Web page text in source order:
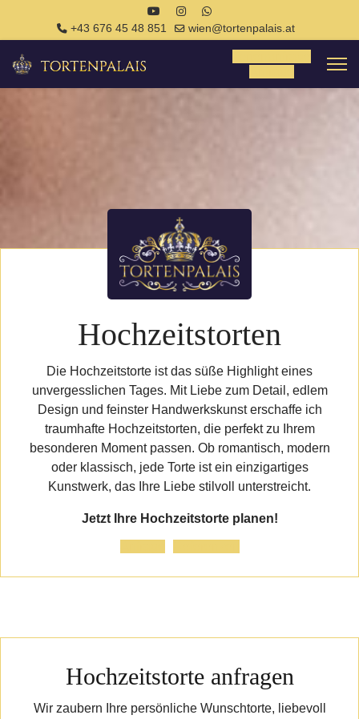
+43 676 45 48 851 wien@tortenpalais.at
Hochzeitstorten
Die Hochzeitstorte ist das süße Highlight eines
unvergesslichen Tages. Mit Liebe zum Detail, edlem
Design und feinster Handwerkskunst erschaffe ich
traumhafte Hochzeitstorten, die perfekt zu Ihrem
besonderen Moment passen. Ob romantisch, modern
oder klassisch, jede Torte ist ein einzigartiges
Kunstwerk, das Ihre Liebe stilvoll unterstreicht.
Jetzt Ihre Hochzeitstorte planen!
Hochzeitstorte anfragen
Wir zaubern Ihre persönliche Wunschtorte, liebevoll